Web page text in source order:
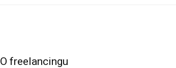
O freelancingu